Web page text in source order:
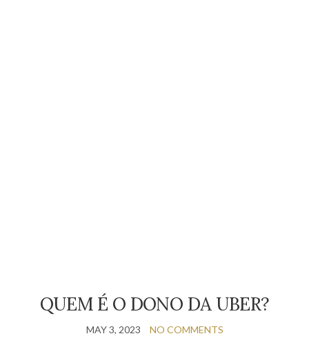
QUEM É O DONO DA UBER?
MAY 3, 2023 NO COMMENTS